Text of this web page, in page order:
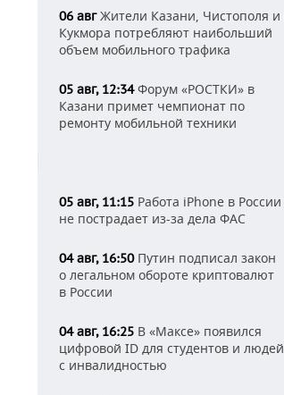
06 авгЖители Казани, Чистополя и
Кукмора потребляют наибольший
объем мобильного трафика
05 авг, 12:34Форум «РОСТКИ» в
Казани примет чемпионат по
ремонту мобильной техники
05 авг, 11:15 Работа iPhone в России
не пострадает из-за дела ФАС
04 авг, 16:50Путин подписал закон
о легальном обороте криптовалют
в России
04 авг, 16:25 В «Максе» появился
цифровой ID для студентов и людей
с инвалидностью